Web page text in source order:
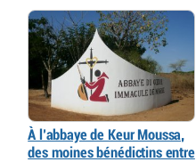
À l’abbaye de Keur Moussa,
des moines bénédictins entre